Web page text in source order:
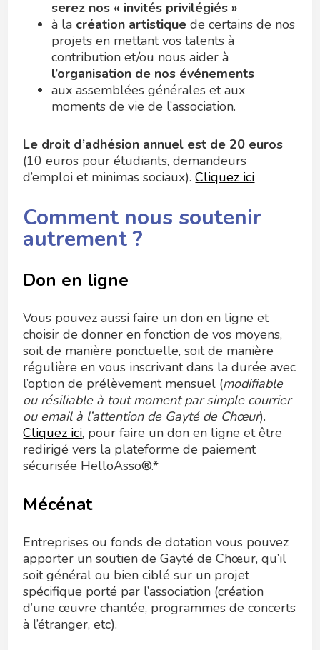
serez nos « invités privilégiés »
à la création artistique de certains de nos
projets en mettant vos talents à
contribution et/ou nous aider à
l’organisation de nos événements
aux assemblées générales et aux
moments de vie de l’association.
Le droit d’adhésion annuel est de 20 euros
(10 euros pourétudiants, demandeurs
d’emploi et minimas sociaux).Cliquez ici
Comment nous soutenir
autrement ?
Don en ligne
Vous pouvez aussi faire un don en ligne et
choisir de donner en fonction de vos moyens,
soit de manière ponctuelle, soit de manière
régulière en vous inscrivant dans la durée avec
l’option de prélèvement mensuel (modifiable
ou résiliable à tout moment par simple courrier
ou email à l’attention de Gayté de Chœur).
Cliquez ici, pour faire un don en ligne et être
redirigé vers la plateforme de paiement
sécurisée HelloAsso®.*
Mécénat
Entreprises ou fonds de dotation vous pouvez
apporter un soutien de Gayté de Chœur, qu’il
soit général ou bien ciblé sur un projet
spécifique porté par l’association (création
d’une œuvre chantée, programmes de concerts
à l’étranger, etc).